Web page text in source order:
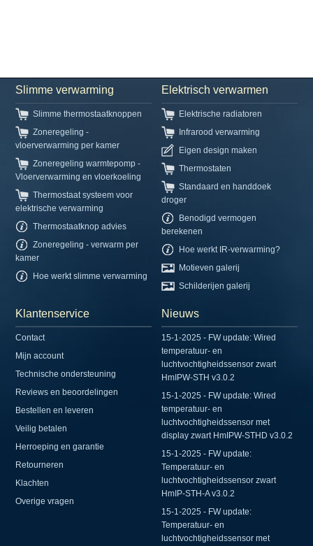
Slimme verwarming
Slimme thermostaatknoppen
Zoneregeling -
vloerverwarming per kamer
Zoneregeling warmtepomp -
Vloerverwarming en vloerkoeling
Thermostaat systeem voor
elektrische verwarming
Thermostaatknop advies
Zoneregeling - verwarm per
kamer
Hoe werkt slimme verwarming
Elektrisch verwarmen
Elektrische radiatoren
Infrarood verwarming
Eigen design maken
Thermostaten
Standaard en handdoek
droger
Benodigd vermogen
berekenen
Hoe werkt IR-verwarming?
Motieven galerij
Schilderijen galerij
Klantenservice
Contact
Mijn account
Technische ondersteuning
Reviews en beoordelingen
Bestellen en leveren
Veilig betalen
Herroeping en garantie
Retourneren
Klachten
Overige vragen
Nieuws
15-1-2025 - FW update: Wired
temperatuur- en
luchtvochtigheidssensor zwart
HmIPW-STH v3.0.2
15-1-2025 - FW update: Wired
temperatuur- en
luchtvochtigheidssensor met
display zwart HmIPW-STHD v3.0.2
15-1-2025 - FW update:
Temperatuur- en
luchtvochtigheidssensor zwart
HmIP-STH-A v3.0.2
15-1-2025 - FW update:
Temperatuur- en
luchtvochtigheidssensor met